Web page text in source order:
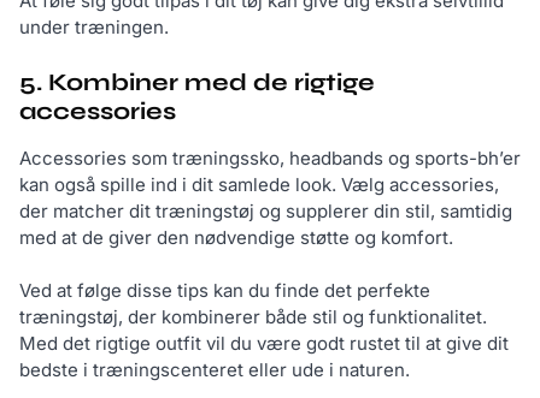
under træningen.
5. Kombiner med de rigtige
accessories
Accessories som træningssko, headbands og sports-bh’er
kan også spille ind i dit samlede look. Vælg accessories,
der matcher dit træningstøj og supplerer din stil, samtidig
med at de giver den nødvendige støtte og komfort.
Ved at følge disse tips kan du finde det perfekte
træningstøj, der kombinerer både stil og funktionalitet.
Med det rigtige outfit vil du være godt rustet til at give dit
bedste i træningscenteret eller ude i naturen.